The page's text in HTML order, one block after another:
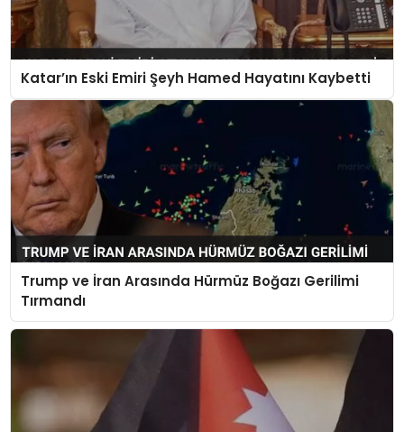
Katar’ın Eski Emiri Şeyh Hamed Hayatını Kaybetti
Trump ve İran Arasında Hürmüz Boğazı Gerilimi
Tırmandı